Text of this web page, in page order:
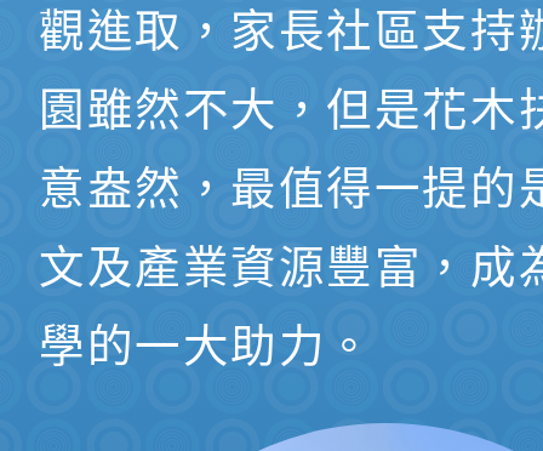
觀進取，家長社區支持
園雖然不大，但是花木
意盎然，最值得一提的
文及產業資源豐富，成
學的一大助力。